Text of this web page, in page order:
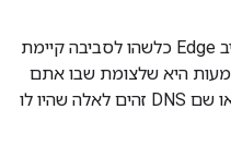
במסמך הזה מוסבר איך לשחזר רכיב Edge כלשהו לסביבה קיימת
היא שלצומת שבו אתם
משחזרים את הרכיב יש כתובת IP או שם DNS זהים לאלה שהיו לו